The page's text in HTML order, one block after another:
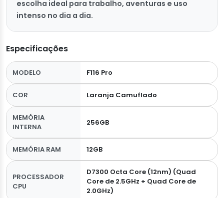
escolha ideal para trabalho, aventuras e uso
intenso no dia a dia.
Especificações
MODELO F116 Pro
COR Laranja Camuflado
MEMÓRIA
INTERNA
256GB
MEMÓRIA RAM 12GB
PROCESSADOR
CPU
D7300 Octa Core (12nm) (Quad
Core de 2.5GHz + Quad Core de
2.0GHz)